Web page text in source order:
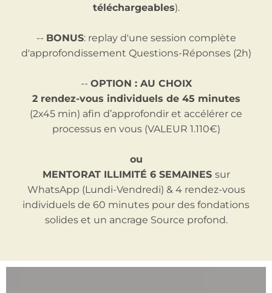
téléchargeables).
-- BONUS: replay d'une session complète
d'approfondissement Questions-Réponses (2h)
-- OPTION : AU CHOIX
2 rendez-vous individuels de 45 minutes
(2x45 min) afin d’approfondir et accélérer ce
processus en vous (VALEUR 1.110€)
ou
MENTORAT ILLIMITÉ 6 SEMAINES sur
WhatsApp (Lundi-Vendredi) & 4 rendez-vous
individuels de 60 minutes pour des fondations
solides et un ancrage Source profond.